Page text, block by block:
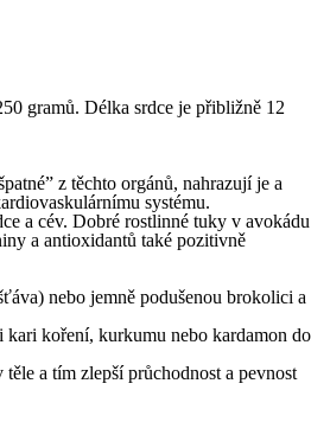
gramů. Délka srdce je přibližně 12
z těchto orgánů, nahrazují je a
systému.
a cév. Dobré rostlinné tuky v avokádu
a antioxidantů také pozitivně
nebo jemně podušenou brokolici a
koření, kurkumu nebo kardamon do
a tím zlepší průchodnost a pevnost